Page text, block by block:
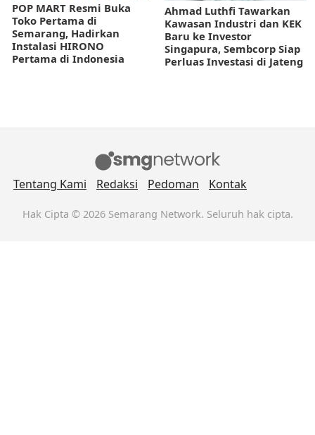
POP MART Resmi Buka
Toko Pertama di
Semarang, Hadirkan
Instalasi HIRONO
Pertama di Indonesia
Ahmad Luthfi Tawarkan
Kawasan Industri dan KEK
Baru ke Investor
Singapura, Sembcorp Siap
Perluas Investasi di Jateng
Tentang Kami Redaksi Pedoman Kontak
Hak Cipta © 2026 Semarang Network. Seluruh hak cipta.